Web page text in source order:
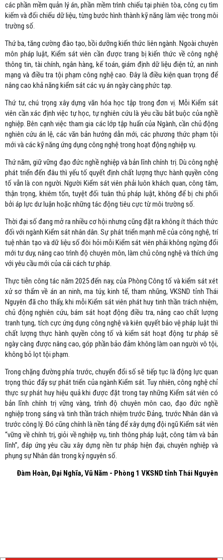
các phần mềm quản lý án, phần mềm trình chiếu tại phiên tòa, công cụ tìm
kiếm và đối chiếu dữ liệu, từng bước hình thành kỹ năng làm việc trong môi
trường số.
Thứ ba, tăng cường đào tạo, bồi dưỡng kiến thức liên ngành. Ngoài chuyên
môn pháp luật, Kiểm sát viên cần được trang bị kiến thức về công nghệ
thông tin, tài chính, ngân hàng, kế toán, giám định dữ liệu điện tử, an ninh
mạng và điều tra tội phạm công nghệ cao. Đây là điều kiện quan trọng để
nâng cao khả năng kiểm sát các vụ án ngày càng phức tạp.
Thứ tư, chú trọng xây dựng văn hóa học tập trong đơn vị. Mỗi Kiểm sát
viên cần xác định việc tự học, tự nghiên cứu là yêu cầu bắt buộc của nghề
nghiệp. Bên cạnh việc tham gia các lớp tập huấn của Ngành, cần chủ động
nghiên cứu án lệ, các văn bản hướng dẫn mới, các phương thức phạm tội
mới và các kỹ năng ứng dụng công nghệ trong hoạt động nghiệp vụ.
Thứ năm, giữ vững đạo đức nghề nghiệp và bản lĩnh chính trị. Dù công nghệ
phát triển đến đâu thì yếu tố quyết định chất lượng thực hành quyền công
tố vẫn là con người. Người Kiểm sát viên phải luôn khách quan, công tâm,
thận trọng, khiêm tốn, tuyệt đối tuân thủ pháp luật, không để bị chi phối
bởi áp lực dư luận hoặc những tác động tiêu cực từ môi trường số.
Thời đại số đang mở ra nhiều cơ hội nhưng cũng đặt ra không ít thách thức
đối với ngành Kiểm sát nhân dân. Sự phát triển mạnh mẽ của công nghệ, trí
tuệ nhân tạo và dữ liệu số đòi hỏi mỗi Kiểm sát viên phải không ngừng đổi
mới tư duy, nâng cao trình độ chuyên môn, làm chủ công nghệ và thích ứng
với yêu cầu mới của cải cách tư pháp.
Thực tiễn công tác năm 2025 đến nay, của Phòng Công tố và kiểm sát xét
xử sơ thẩm về án an ninh, ma túy, kinh tế, tham nhũng, VKSND tỉnh Thái
Nguyên đã cho thấy, khi mỗi Kiểm sát viên phát huy tinh thần trách nhiệm,
chủ động nghiên cứu, bám sát hoạt động điều tra, nâng cao chất lượng
tranh tụng, tích cực ứng dụng công nghệ và kiên quyết bảo vệ pháp luật thì
chất lượng thực hành quyền công tố và kiểm sát hoạt động tư pháp sẽ
ngày càng được nâng cao, góp phần bảo đảm không làm oan người vô tội,
không bỏ lọt tội phạm.
Trong chặng đường phía trước, chuyển đổi số sẽ tiếp tục là động lực quan
trọng thúc đẩy sự phát triển của ngành Kiểm sát. Tuy nhiên, công nghệ chỉ
thực sự phát huy hiệu quả khi được đặt trong tay những Kiểm sát viên có
bản lĩnh chính trị vững vàng, trình độ chuyên môn cao, đạo đức nghề
nghiệp trong sáng và tinh thần trách nhiệm trước Đảng, trước Nhân dân và
trước công lý. Đó cũng chính là nền tảng để xây dựng đội ngũ Kiểm sát viên
“vững về chính trị, giỏi về nghiệp vụ, tinh thông pháp luật, công tâm và bản
lĩnh”, đáp ứng yêu cầu xây dựng nền tư pháp hiện đại, chuyên nghiệp và
phụng sự Nhân dân trong kỷ nguyên số.
Đàm Hoàn, Đại Nghĩa, Vũ Năm - Phòng 1 VKSND tỉnh Thái Nguyên